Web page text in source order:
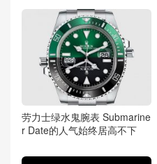
劳力士绿水鬼腕表 Submarine
r Date的人气始终居高不下